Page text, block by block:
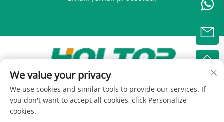
Hakiki © 2025 na Beijing Holtop Air Conditioning Co.,
Ltd - Sera ya Faragha
We value your privacy
We use cookies and similar tools to provide our services. If
you don't want to accept all cookies, click Personalize
cookies.